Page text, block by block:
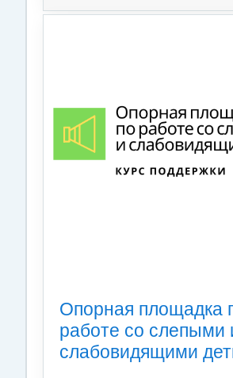
Опорная площадка
работе со слепыми